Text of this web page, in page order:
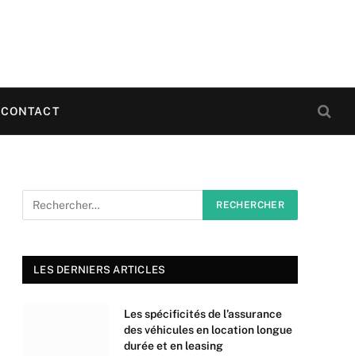
CONTACT
LES DERNIERS ARTICLES
Les spécificités de l’assurance
des véhicules en location longue
durée et en leasing